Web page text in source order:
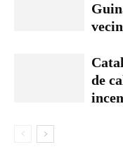
de